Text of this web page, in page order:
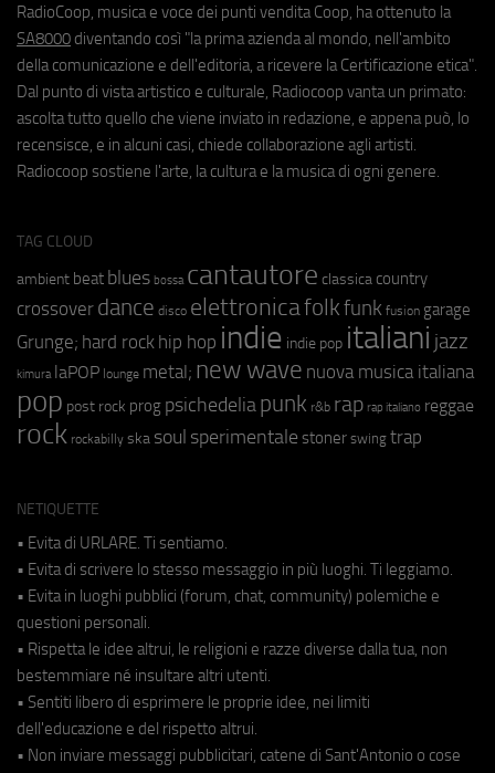
RadioCoop, musica e voce dei punti vendita Coop, ha ottenuto la
SA8000 diventando così "la prima azienda al mondo, nell'ambito
della comunicazione e dell'editoria, a ricevere la Certificazione etica".
Dal punto di vista artistico e culturale, Radiocoop vanta un primato:
ascolta tutto quello che viene inviato in redazione, e appena può, lo
recensisce, e in alcuni casi, chiede collaborazione agli artisti.
Radiocoop sostiene l'arte, la cultura e la musica di ogni genere.
TAG CLOUD
ambient beat blues bossa cantautore classica country
crossover dance disco elettronicafolkfunk fusion garage
Grunge; hard rock hip hop indie indie pop italiani jazz
kimura laPOP lounge metal; new wave nuova musica italiana
pop post rock prog psichedeliapunk r&b rap rap italiano reggae
rock rockabilly ska soul sperimentale stoner swing trap
NETIQUETTE
• Evita di URLARE. Ti sentiamo.
• Evita di scrivere lo stesso messaggio in più luoghi. Ti leggiamo.
• Evita in luoghi pubblici (forum, chat, community) polemiche e
questioni personali.
• Rispetta le idee altrui, le religioni e razze diverse dalla tua, non
bestemmiare né insultare altri utenti.
• Sentiti libero di esprimere le proprie idee, nei limiti
dell'educazione e del rispetto altrui.
• Non inviare messaggi pubblicitari, catene di Sant'Antonio o cose